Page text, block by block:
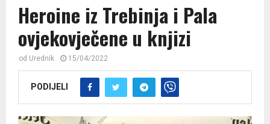
Heroine iz Trebinja i Pala
ovjekovječene u knjizi
od Urednik 15/04/2022
PODIJELI